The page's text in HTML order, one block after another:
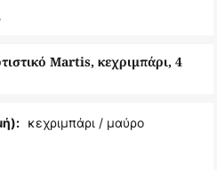
Martis, κεχριμπάρι, 4
κεχριμπάρι / μαύρο